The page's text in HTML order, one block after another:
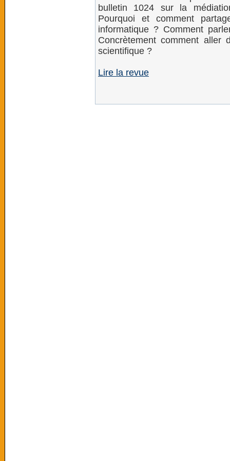
bulletin 1024 sur la
Pourquoi et comment
informatique ? Comment
Concrètement comment aller
scientifique ?
Lire la revue